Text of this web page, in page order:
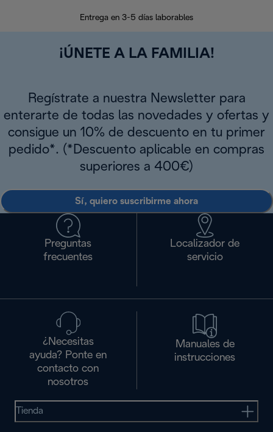
Entrega en 3-5 días laborables
¡ÚNETE A LA FAMILIA!
Regístrate a nuestra Newsletter para
enterarte de todas las novedades y ofertas y
consigue un 10% de descuento en tu primer
pedido*. (*Descuento aplicable en compras
superiores a 400€)
Sí, quiero suscribirme ahora
Preguntas
frecuentes
Localizador de
servicio
¿Necesitas
ayuda? Ponte en
contacto con
nosotros
Manuales de
instrucciones
Tienda